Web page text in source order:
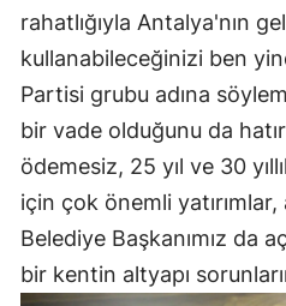
rahatlığıyla Antalya'nın
kullanabileceğinizi ben
Partisi grubu adına
bir vade olduğunu da
ödemesiz, 25 yıl ve 30
için çok önemli
Belediye Başkanımız da
bir kentin altyapı